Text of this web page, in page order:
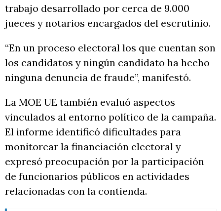
trabajo desarrollado por cerca de 9.000
jueces y notarios encargados del escrutinio.
“En un proceso electoral los que cuentan son
los candidatos y ningún candidato ha hecho
ninguna denuncia de fraude”, manifestó.
La MOE UE también evaluó aspectos
vinculados al entorno político de la campaña.
El informe identificó dificultades para
monitorear la financiación electoral y
expresó preocupación por la participación
de funcionarios públicos en actividades
relacionadas con la contienda.